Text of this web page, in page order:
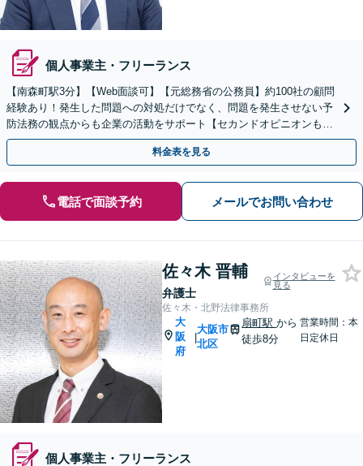
個人事業主・フリーランス
【南森町駅3分】【Web面談可】【元総務省の公務員】約100社の顧問
経験あり！発生した問題への対処だけでなく、問題を発生させない予
防法務の観点からも企業の活動をサポート【セカンドオピニオンも
可】【初回相談30分無料】【土日祝・夜間対応可】
料金表を見る
電話で面談予約 メールでお問い合わせ
佐々木 晋輔
弁護士
インタビューを
見る
佐々木・北野法律事務所
大
阪
府
|
大阪市
北区
扇町駅から
徒歩8分
営業時間：本
日定休日
個人事業主・フリーランス